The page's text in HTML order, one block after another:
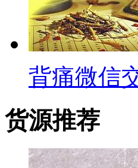
背痛微信
货源推荐